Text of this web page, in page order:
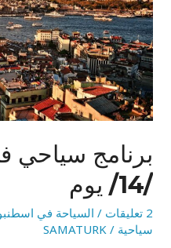
برنامج سياحي
/14/ يوم
2 تعليقات / السياحة في
سياحية /
SAMATURK
مدة
/14/
يوم